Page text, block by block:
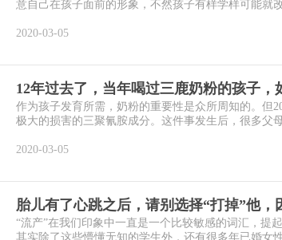
意自己在孩子面前的形象，不然孩子有样学样可能就
2020-03-05
12年过去了，当年喝过三鹿奶粉的孩子，
作为孩子发育所需，奶粉的重要性是众所周知的。但
极大的损害的三聚氰胺成分。这件事发生后，很多父
2020-03-05
胎儿有了心跳之后，请别选择“打掉”他，
“流产”在我们印象中一直是一个比较敏感的词汇，提
其实除了这些懵懂无知的学生外，还有很多年已婚女